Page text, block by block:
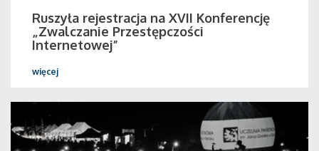
Ruszyła rejestracja na XVII Konferencję
„Zwalczanie Przestępczości
Internetowej”
więcej